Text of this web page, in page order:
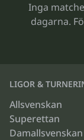
Inga
dagarna.
LIGOR &
Allsvenskan
Superettan
Damallsvenskan